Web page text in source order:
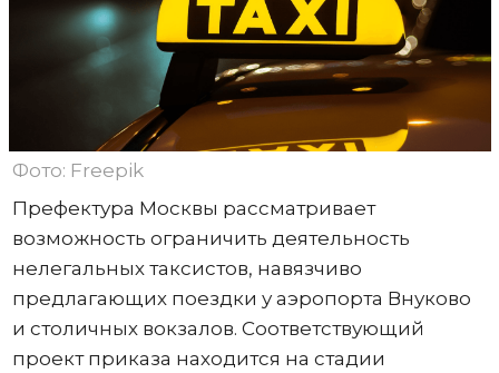
Фото: Freepik
Префектура Москвы рассматривает
возможность ограничить деятельность
нелегальных таксистов, навязчиво
предлагающих поездки у аэропорта Внуково
и столичных вокзалов. Соответствующий
проект приказа находится на стадии